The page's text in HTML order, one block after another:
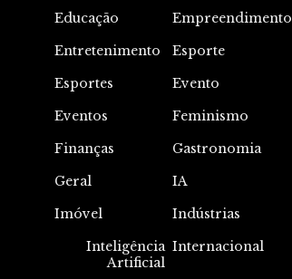
Educação
Empreendimento
Entretenimento
Esporte
Esportes
Evento
Eventos
Feminismo
Finanças
Gastronomia
Geral
IA
Imóvel
Indústrias
Inteligência
Artificial
Internacional